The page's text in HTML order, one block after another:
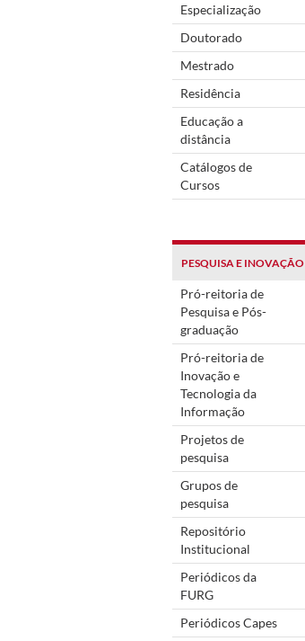
Especialização
Doutorado
Mestrado
Residência
Educação a
distância
Catálogos de
Cursos
PESQUISA E INOVAÇÃO
Pró-reitoria de
Pesquisa e Pós-
graduação
Pró-reitoria de
Inovação e
Tecnologia da
Informação
Projetos de
pesquisa
Grupos de
pesquisa
Repositório
Institucional
Periódicos da
FURG
Periódicos Capes